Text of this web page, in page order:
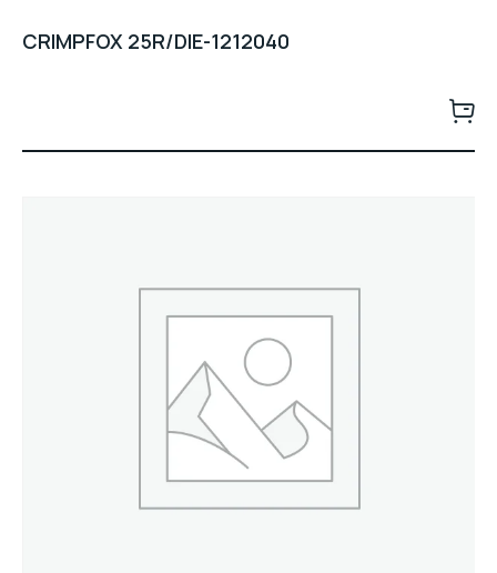
CRIMPFOX 25R/DIE-1212040